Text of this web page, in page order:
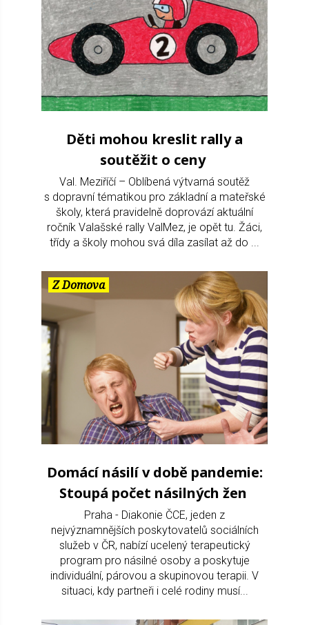
Děti mohou kreslit rally a
soutěžit o ceny
Val. Meziříčí – Oblíbená výtvarná soutěž
s dopravní tématikou pro základní a mateřské
školy, která pravidelně doprovází aktuální
ročník Valašské rally ValMez, je opět tu. Žáci,
třídy a školy mohou svá díla zasílat až do ...
Z Domova
Domácí násilí v době pandemie:
Stoupá počet násilných žen
Praha - Diakonie ČCE, jeden z
nejvýznamnějších poskytovatelů sociálních
služeb v ČR, nabízí ucelený terapeutický
program pro násilné osoby a poskytuje
individuální, párovou a skupinovou terapii. V
situaci, kdy partneři i celé rodiny musí...